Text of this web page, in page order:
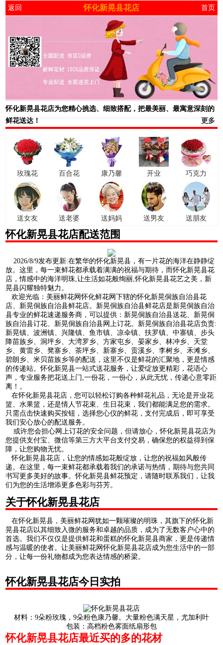
返回 怀化新晃县花店 首页
怀化新晃县花店为您精心挑选、细致搭配，把最美丽、最寓意深刻的
鲜花送达！
更多
玫瑰花 百合花 康乃馨 开业 巧克力
送女友 送老婆 送妈妈 送男友 送朋友
怀化新晃县花店配送范围
2026/8/9发布更新:在繁华的怀化新晃县，有一片花的海洋在静静绽
放。这里，每一束鲜花都承载着满满的祝福与期待，而怀化新晃县花
店，情感中的海洋明珠,让生活如花般绚丽,怀化新晃县花艺之美，新
晃县闪耀独特魅力。
欢迎光临：美丽鲜花网怀化鲜花网下辖的怀化新晃侗族自治县花
店、新晃侗族自治县鲜花店。新晃侗族自治县鲜花店是新晃侗族自治
县专业的鲜花速递服务商，可以提供：新晃侗族自治县送花、新晃侗
族自治县订花、新晃侗族自治县网上订花。新晃侗族自治县花店负责:
新晃镇、波洲镇、兴隆镇、鱼市镇、凉伞镇、扶罗镇、中寨镇、步头
降苗族乡、洞坪乡、大湾罗乡、方家屯乡、晏家乡、林冲乡、天堂
乡、黄雷乡、凳寨乡、茶坪乡、新寨乡、贡溪乡、李树乡、禾滩乡、
碧朗乡、米贝苗族乡等的配送，这里不仅是鲜花的汇聚地，更是情感
的传递站。怀化新晃县一站式送花服务，让爱绽放更精彩，花语心
声，专业服务把花送上门,一份花，一份心，从此无忧，传递心意零距
离！。
在怀化新晃县花店，您可以轻松订购各种鲜花礼品，无论是开业花
篮、水果篮，还是情人节花束、生日花束，我们都能满足您的需求。
只需点击快速购买按钮，选择您心仪的鲜花，支付完成后，即可享受
我们安心放心的配送服务。
或许您会担心网上订花的安全问题，但请放心，怀化新晃县花店为
您提供支付宝、微信等第三方大平台支付交易，确保您的权益得到保
障，让您购物无忧。
怀化新晃县花店，让您的情感如花般绽放，让您的祝福如风般传
递。在这里，每一束鲜花都承载着我们的承诺与热情，期待与您共同
书写更多美好的故事。怀化新晃县鲜花预定，请随时联系我们，让我
们为您的生活增添更多色彩与芬芳。
关于怀化新晃县花店
在怀化新晃县，美丽鲜花网犹如一颗璀璨的明珠，其旗下的怀化新
晃县花店以其细致入微的服务和卓越的品质，成为了无数客户心中的
首选。我们不仅仅是提供鲜花和蛋糕的怀化新晃县商家，更是传递情
感与温暖的使者。让美丽鲜花网怀化新晃县花店成为您生活中的一部
分，让每一份礼物都成为您表达情感的桥梁。
怀化新晃县花店今日实拍
材料：9朵粉玫瑰，9朵粉色康乃馨。大量粉色满天星，尤加利叶
包装：高档粉色雾面纸扇形包
怀化新晃县花店最近买的多的花材